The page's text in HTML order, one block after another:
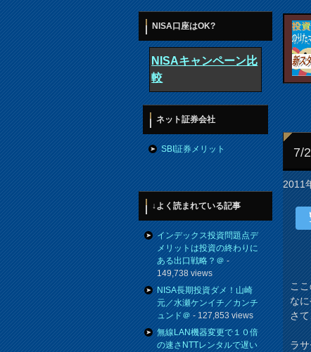
7/
2011
こ
な
さ
ラ
NISA口座はOK?
NISAキャンペーン比
較
ネット証券会社
SBI証券メリット
↓よく読まれている記事
インデックス投資問題点デ
メリットは投資の終わりに
ある出口戦略？＠-
149,738 views
NISA長期投資ダメ！山崎
元／水瀬ケンイチ／カンチ
ュンド＠- 127,853 views
無線LAN機器変更で１０倍
の速さNTTレンタルで遅い